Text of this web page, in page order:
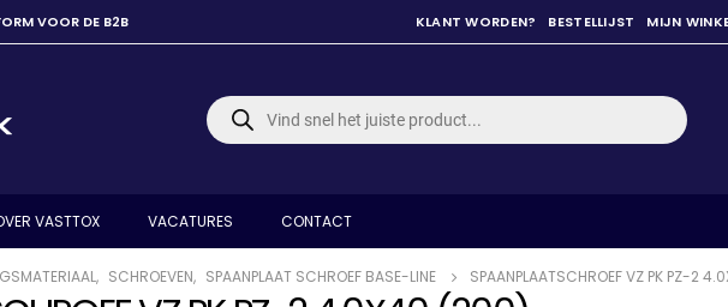
VOOR DE B2B KLANT WORDEN? BESTELLIJST MIJN
Producten
zoeken
VASTTOX VACATURES CONTACT
, SCHROEVEN, SPAANPLAAT SCHROEF BASE-LINE SPAANPLAATSCHROEF VZ PK PZ-2